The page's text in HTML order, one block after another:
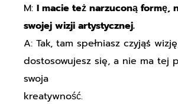
M: I macie też narzuconą formę,
swojej wizji artystycznej.
A: Tak, tam spełniasz czyjąś
dostosowujesz się, a nie ma tej
swoja
kreatywność.